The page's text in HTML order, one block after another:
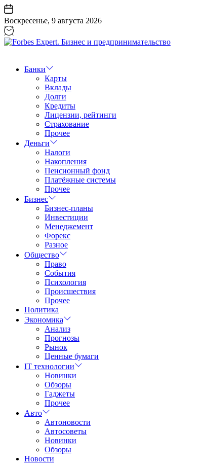
Перейти
к
содержанию
Воскресенье, 9 августа 2026
Бизнес
предпринимательство
Банки
Карты
Вклады
Долги
Кредиты
Лицензии, рейтинги
Страхование
Прочее
Деньги
Налоги
Накопления
Пенсионный фонд
Платёжные системы
Прочее
Бизнес
Бизнес-планы
Инвестиции
Менеджемент
Форекс
Разное
Общество
Право
События
Психология
Происшествия
Прочее
Политика
Экономика
Анализ
Прогнозы
Рынок
Ценные бумаги
IT технологии
Новинки
Обзоры
Гаджеты
Прочее
Авто
Автоновости
Автосоветы
Новинки
Обзоры
Новости